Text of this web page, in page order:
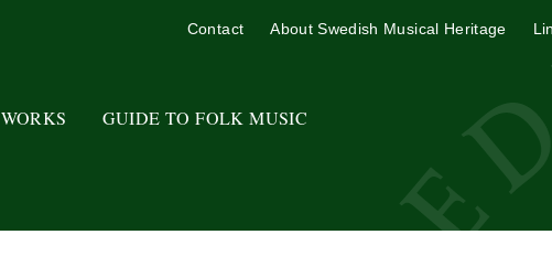
WORKS GUIDE TO FOLK MUSIC
Contact About Swedish Musical Heritage